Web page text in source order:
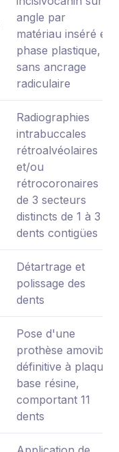
angle par
matériau inséré en
phase plastique,
sans ancrage
radiculaire
Radiographies
intrabuccales
rétroalvéolaires
et/ou
rétrocoronaires
de 3 secteurs
distincts de 1 à 3
dents contigües
Détartrage et
polissage des
dents
Pose d'une
prothèse amovible
définitive à plaque
base résine,
comportant 11
dents